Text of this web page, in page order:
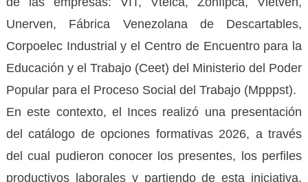
Unerven, Fábrica Venezolana de Descartables,
Corpoelec Industrial y el Centro de Encuentro para la
Educación y el Trabajo (Ceet) del Ministerio del Poder
Popular para el Proceso Social del Trabajo (Mpppst).
En este contexto, el Inces realizó una presentación
del catálogo de opciones formativas 2026, a través
del cual pudieron conocer los presentes, los perfiles
productivos laborales y partiendo de esta iniciativa,